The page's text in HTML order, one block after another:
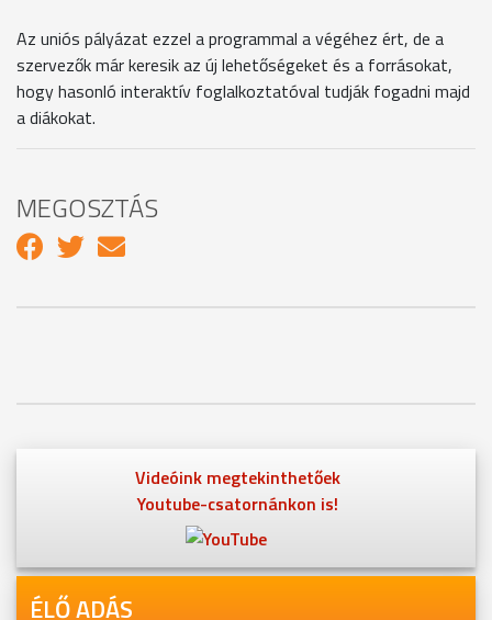
Az uniós pályázat ezzel a programmal a végéhez ért, de a
szervezők már keresik az új lehetőségeket és a forrásokat,
hogy hasonló interaktív foglalkoztatóval tudják fogadni majd
a diákokat.
MEGOSZTÁS
Videóink megtekinthetőek
Youtube-csatornánkon is!
ÉLŐ ADÁS